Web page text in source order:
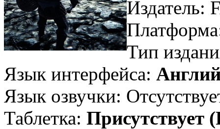
Издатель:
Тип
Язык интерфейса:
Язык озвучки:
Таблетка: Присутствует